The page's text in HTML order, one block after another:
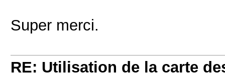
Super merci.
RE: Utilisation de la carte